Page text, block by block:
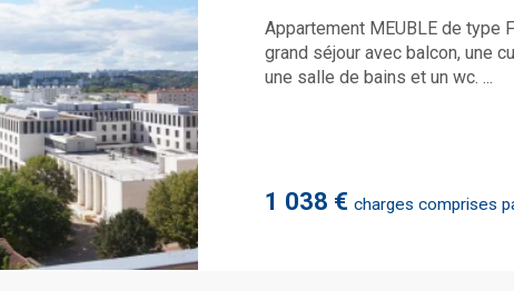
1 038 € charges comprises
Appartement MEUBLE de type
grand séjour avec balcon, une
une salle de bains et un wc. ...